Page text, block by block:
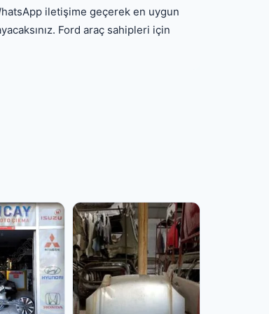
iletişime geçerek en uygun
Ford araç sahipleri için